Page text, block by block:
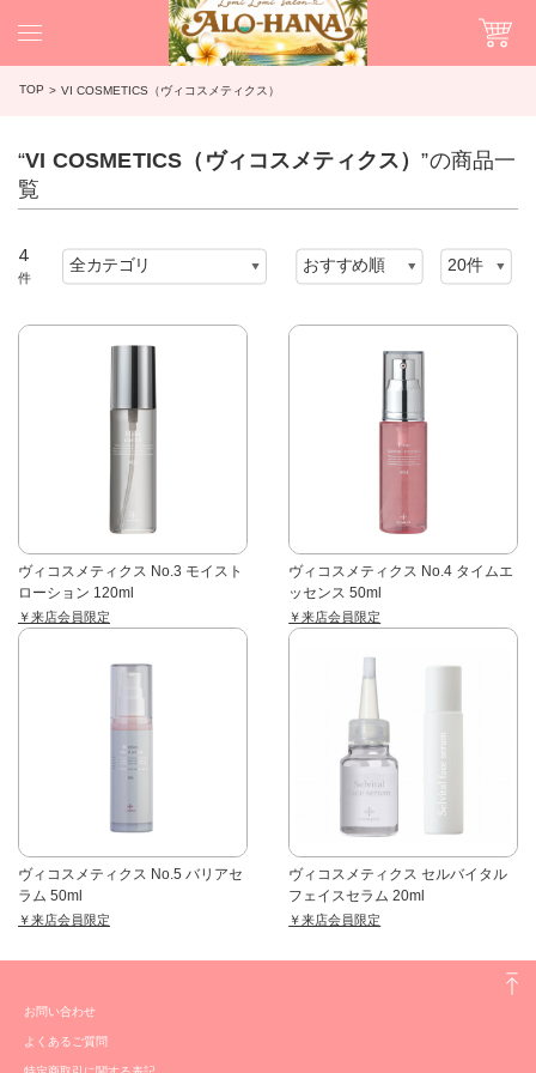
TOP VI COSMETICS（ヴィコスメティクス）
“VI COSMETICS（ヴィコスメティクス）”の商品一
覧
4
件
ヴィコスメティクス No.3 モイスト
ローション 120ml
￥来店会員限定
ヴィコスメティクス No.4 タイムエ
ッセンス 50ml
￥来店会員限定
ヴィコスメティクス No.5 バリアセ
ラム 50ml
￥来店会員限定
ヴィコスメティクス セルバイタル
フェイスセラム 20ml
￥来店会員限定
お問い合わせ
よくあるご質問